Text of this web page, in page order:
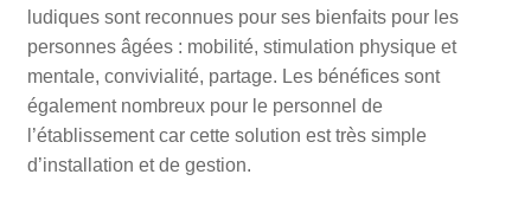
ludiques sont reconnues pour ses bienfaits pour les
personnes âgées : mobilité, stimulation physique et
mentale, convivialité, partage. Les bénéfices sont
également nombreux pour le personnel de
l’établissement car cette solution est très simple
d’installation et de gestion.